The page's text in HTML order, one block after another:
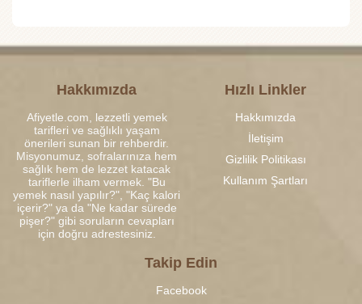
Hakkımızda
Afiyetle.com, lezzetli yemek
tarifleri ve sağlıklı yaşam
önerileri sunan bir rehberdir.
Misyonumuz, sofralarınıza hem
sağlık hem de lezzet katacak
tariflerle ilham vermek. "Bu
yemek nasıl yapılır?", "Kaç kalori
içerir?" ya da "Ne kadar sürede
pişer?" gibi soruların cevapları
için doğru adrestesiniz.
Hızlı Linkler
Hakkımızda
İletişim
Gizlilik Politikası
Kullanım Şartları
Takip Edin
Facebook